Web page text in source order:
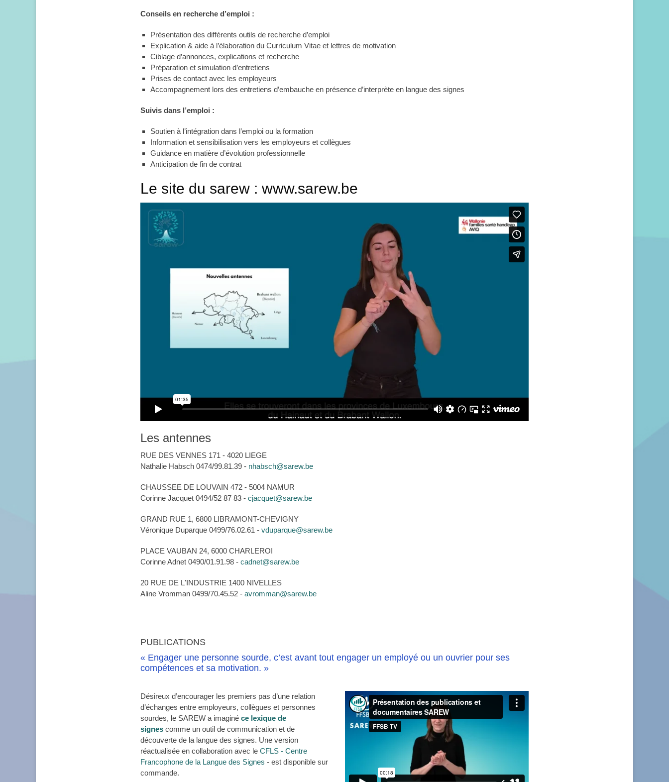
Conseils en recherche d’emploi :
Présentation des différents outils de recherche d’emploi
Explication & aide à l’élaboration du Curriculum Vitae et lettres de motivation
Ciblage d’annonces, explications et recherche
Préparation et simulation d’entretiens
Prises de contact avec les employeurs
Accompagnement lors des entretiens d’embauche en présence d’interprète en langue des signes
Suivis dans l’emploi :
Soutien à l’intégration dans l’emploi ou la formation
Information et sensibilisation vers les employeurs et collègues
Guidance en matière d’évolution professionnelle
Anticipation de fin de contrat
Le site du sarew : www.sarew.be
Les antennes
RUE DES VENNES 171 - 4020 LIEGE
Nathalie Habsch 0474/99.81.39 - nhabsch@sarew.be
CHAUSSEE DE LOUVAIN 472 - 5004 NAMUR
Corinne Jacquet 0494/52 87 83 - cjacquet@sarew.be
GRAND RUE 1, 6800 LIBRAMONT-CHEVIGNY
Véronique Duparque 0499/76.02.61 - vduparque@sarew.be
PLACE VAUBAN 24, 6000 CHARLEROI
Corinne Adnet 0490/01.91.98 - cadnet@sarew.be
20 RUE DE L'INDUSTRIE 1400 NIVELLES
Aline Vromman 0499/70.45.52 - avromman@sarew.be
PUBLICATIONS
« Engager une personne sourde, c’est avant tout engager un employé ou un ouvrier pour ses
compétences et sa motivation. »
Désireux d’encourager les premiers pas d’une relation
d’échanges entre employeurs, collègues et personnes
sourdes, le SAREW a imaginé ce lexique de
signes comme un outil de communication et de
découverte de la langue des signes. Une version
réactualisée en collaboration avec le CFLS - Centre
Francophone de la Langue des Signes - est disponible sur
commande.